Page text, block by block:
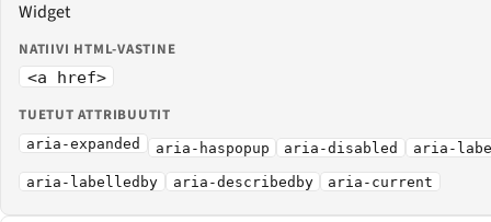
Widget
NATIIVI HTML-VASTINE
<a href>
TUETUT ATTRIBUUTIT
aria-expanded aria-haspopup aria-disabled aria-
aria-labelledby aria-describedby aria-current